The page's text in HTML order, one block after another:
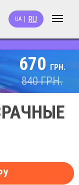
Toggle
UA RU
670 ГРН.
840ГРН.